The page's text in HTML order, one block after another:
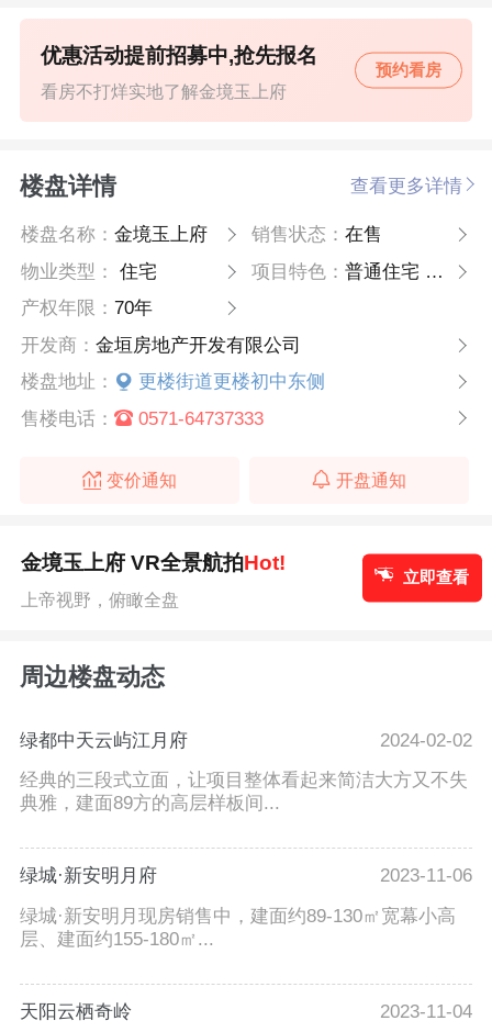
看房不打烊实地了解金境玉上府
优惠活动提前招募中,抢先报名
预约看房
楼盘详情 查看更多详情
楼盘名称：金境玉上府 销售状态： 在售
物业类型：
住宅 项目特色： 普通住宅 高层
产权年限：70年
开发商：金垣房地产开发有限公司
楼盘地址：
更楼街道更楼初中东侧
售楼电话：
0571-64737333
变价通知 开盘通知
金境玉上府 VR全景航拍Hot!
上帝视野，俯瞰全盘
立即查看
周边楼盘动态
绿都中天云屿江月府
2024-02-02
经典的三段式立面，让项目整体看起来简洁大方又不失
典雅，建面89方的高层样板间...
绿城·新安明月府
2023-11-06
绿城·新安明月现房销售中，建面约89-130㎡宽幕小高
层、建面约155-180㎡...
天阳云栖奇岭
2023-11-04